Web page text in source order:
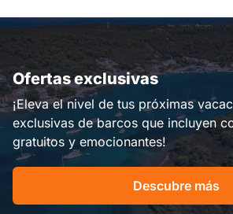
Ofertas exclusivas
¡Eleva el nivel de tus próximas
exclusivas de barcos que incluyen
gratuitos y emocionantes!
Descubre más